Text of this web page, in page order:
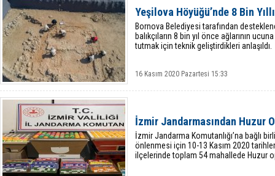
Yeşilova Höyüğü’nde 8 Bin
Bornova Belediyesi tarafından
balıkçıların 8 bin yıl önce ağlarının
tutmak için teknik geliştirdikleri anlaşıldı.
16 Kasım 2020 Pazartesi 15:33
İzmir Jandarmasından Huzur
İzmir Jandarma Komutanlığı’na bağlı
önlenmesi için 10-13 Kasım 2020
ilçelerinde toplam 54 mahallede Huzur